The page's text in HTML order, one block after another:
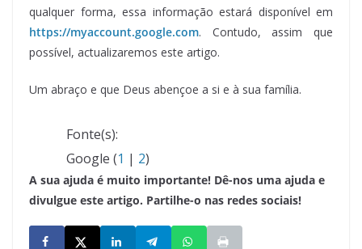
qualquer forma, essa informação estará disponível em
https://myaccount.google.com. Contudo, assim que
possível, actualizaremos este artigo.
Um abraço e que Deus abençoe a si e à sua família.
Fonte(s):
Google (1 | 2)
A sua ajuda é muito importante! Dê-nos uma ajuda e
divulgue este artigo. Partilhe-o nas redes sociais!